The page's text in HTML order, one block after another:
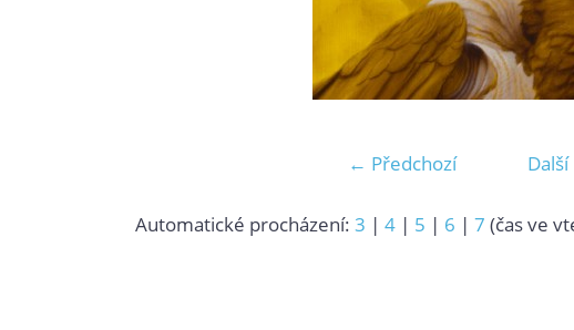
← Předchozí
Automatické procházení: 3 | 4 | 5 | 6 | 7 (čas ve